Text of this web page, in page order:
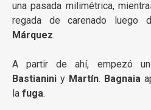
una pasada milimétrica,
regada de carenado luego
Márquez.
A partir de ahí, empezó
Bastianini y Martín. Bagnaia
la fuga.